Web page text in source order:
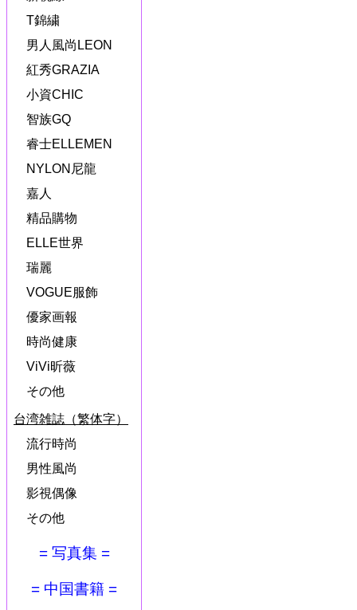
T錦繍
男人風尚LEON
紅秀GRAZIA
小資CHIC
智族GQ
睿士ELLEMEN
NYLON尼龍
嘉人
精品購物
ELLE世界
瑞麗
VOGUE服飾
優家画報
時尚健康
ViVi昕薇
その他
台湾雑誌（繁体字）
流行時尚
男性風尚
影視偶像
その他
= 写真集 =
= 中国書籍 =